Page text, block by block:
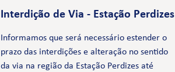
Interdição de Via - Estação Perdizes
Informamos que será necessário estender o
prazo das interdições e alteração no sentido
da via na região da Estação Perdizes até